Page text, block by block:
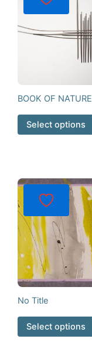
BOOK OF NATURE
Select options
No Title
Select options